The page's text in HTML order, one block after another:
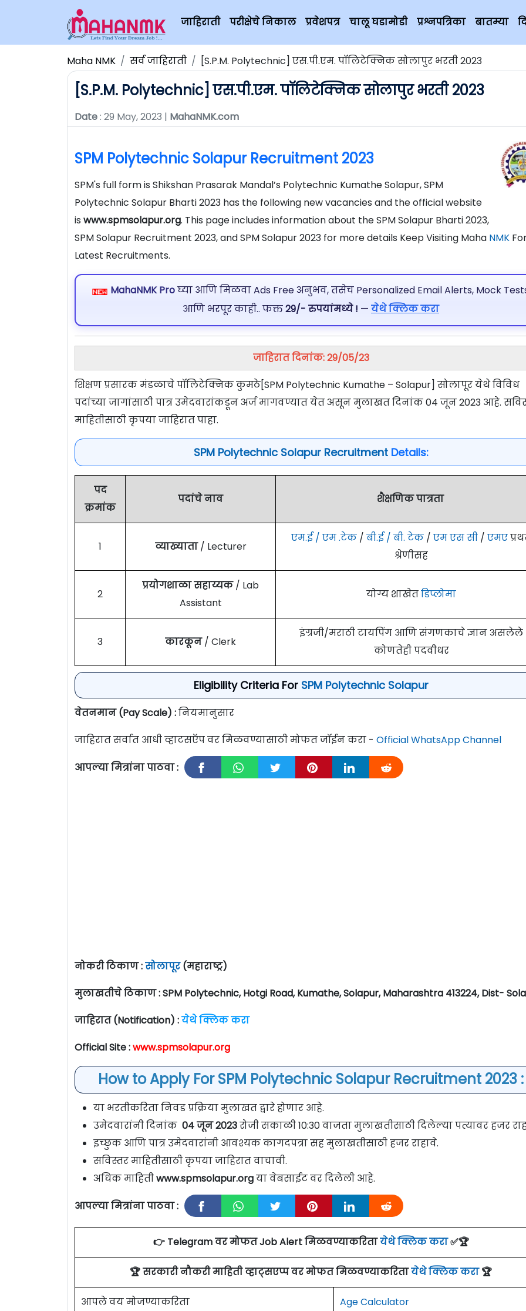
जाहिराती परीक्षेचे निकाल प्रवेशपत्र चालू घडामोडी प्रश्नपत्रिका बातम्या
Maha NMK सर्व जाहिराती [S.P.M. Polytechnic] एस.पी.एम. पॉलिटेक्निक सोलापुर भरती 2023
[S.P.M. Polytechnic] एस.पी.एम. पॉलिटेक्निक सोलापुर भरती 2023
Date: 29 May, 2023 | MahaNMK.com
SPM Polytechnic Solapur Recruitment 2023
SPM's full form is Shikshan Prasarak Mandal’s Polytechnic Kumathe Solapur, SPM
Polytechnic Solapur Bharti 2023 has the following new vacancies and the official website
is www.spmsolapur.org. This page includes information about the SPM Solapur Bharti 2023,
SPM Solapur Recruitment 2023, and SPM Solapur 2023 for more details Keep Visiting Maha NMK
Latest Recruitments.
MahaNMK Proघ्या आणि मिळवा Ads Free अनुभव, तसेच Personalized Email Alerts, Mock
आणि भरपूर काही.. फक्त29/- रुपयांमध्ये ! — येथे क्लिक करा
जाहिरात दिनांक: 29/05/23
शिक्षण प्रसारक मंडळाचे पॉलिटेक्निक कुमठे[SPM Polytechnic Kumathe – Solapur] सोलापूर येथे विविध
पदांच्या जागांसाठी पात्र उमेदवारांकडून अर्ज मागवण्यात येत असून मुलाखत दिनांक 04 जून 2023 आहे.
माहितीसाठी कृपया जाहिरात पाहा.
SPM Polytechnic Solapur RecruitmentDetails:
पद
क्रमांक
पदांचे नाव शैक्षणिक पात्रता
1 व्याख्याता/ Lecturer
एम.ई / एम .टेक/ बी.ई / बी. टेक/ एम एस सी/ एमए
श्रेणीसह
2
प्रयोगशाळा सहाय्यक/ Lab
Assistant
योग्य शाखेतडिप्लोमा
3 कारकून/ Clerk
इंग्रजी/मराठी टायपिंग आणि संगणकाचे ज्ञान असलेले
कोणतेही पदवीधर
Eligibility Criteria For SPM Polytechnic Solapur
वेतनमान (Pay Scale) :नियमानुसार
जाहिरात सर्वात आधी व्हाटसऍप वर मिळवण्यासाठी मोफत जॉईन करा - Official WhatsApp Channel
आपल्या मित्रांना पाठवा :
नोकरी ठिकाण :सोलापूर(महाराष्ट्र)
मुलाखतीचे ठिकाण : SPM Polytechnic, Hotgi Road, Kumathe, Solapur, Maharashtra 413224, Dist-
जाहिरात (Notification) :येथे क्लिक करा
Official Site :www.spmsolapur.org
How to Apply For SPM Polytechnic Solapur Recruitment 2023 :
या भरतीकरिता निवड प्रक्रिया मुलाखत द्वारे होणार आहे.
उमेदवारांनी दिनांक 04 जून 2023रोजी सकाळी 10:30 वाजता मुलाखतीसाठी दिलेल्या पत्यावर हजर
इच्छुक आणि पात्र उमेदवारांनी आवश्यक कागदपत्रा सह मुलाखतीसाठी हजर राहावे.
सविस्तर माहितीसाठी कृपया जाहिरात वाचावी.
अधिक माहितीwww.spmsolapur.orgया वेबसाईट वर दिलेली आहे.
आपल्या मित्रांना पाठवा :
👉 Telegram वर मोफत Job Alert मिळवण्याकरितायेथे क्लिक करा✅🏆
🏆 सरकारी नौकरी माहिती व्हाट्सएप्प वर मोफत मिळवण्याकरितायेथे क्लिक करा🏆
आपले वय मोजण्याकरिता Age Calculator